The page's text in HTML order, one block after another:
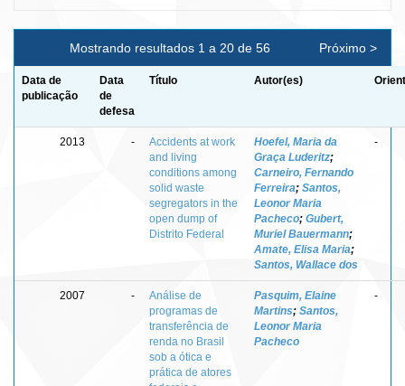
Mostrando resultados 1 a 20 de 56 Próximo >
Data de
publicação
Data
de
defesa
Título Autor(es)
2013 -
Accidents at work
and living
conditions among
solid waste
segregators in the
open dump of
Distrito Federal
Hoefel, Maria da
Graça Luderitz;
Carneiro, Fernando
Ferreira; Santos,
Leonor Maria
Pacheco; Gubert,
Muriel Bauermann;
Amate, Elisa Maria;
Santos, Wallace dos
-
2007 -
Análise de
programas de
transferência de
renda no Brasil
sob a ótica e
prática de atores
Pasquim, Elaine
Martins; Santos,
Leonor Maria
Pacheco
-